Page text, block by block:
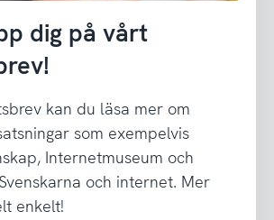
dig på vårt
kan du läsa mer om
som exempelvis
Internetmuseum och
och internet. Mer
enkelt!